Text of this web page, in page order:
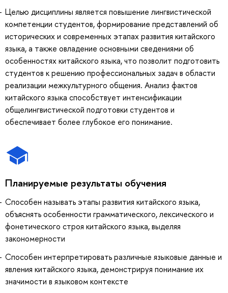
Целью дисциплины является повышение лингвистической
компетенции студентов, формирование представлений об
исторических и современных этапах развития китайского
языка, а также овладение основными сведениями об
особенностях китайского языка, что позволит подготовить
студентов к решению профессиональных задач в области
реализации межкультурного общения. Анализ фактов
китайского языка способствует интенсификации
общелингвистической подготовки студентов и
обеспечивает более глубокое его понимание.
Планируемые результаты обучения
Способен называть этапы развития китайского языка,
объяснять особенности грамматического, лексического и
фонетического строя китайского языка, выделяя
закономерности
Способен интерпретировать различные языковые данные и
явления китайского языка, демонстрируя понимание их
значимости в языковом контексте